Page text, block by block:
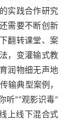
实践合作研究
需要不断创新
翻转课堂、案
，变灌输式教
润物细无声地
输典型案例，
听”“观影识毒”
上线下混合式